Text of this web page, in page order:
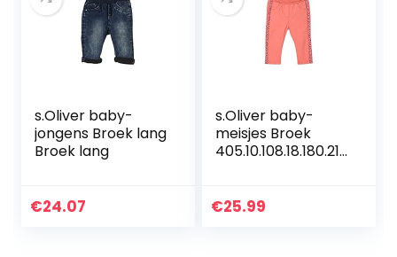
s.Oliver baby-
jongens Broek lang
Broek lang
€24.07
s.Oliver baby-
meisjes Broek
405.10.108.18.180.210
€25.99